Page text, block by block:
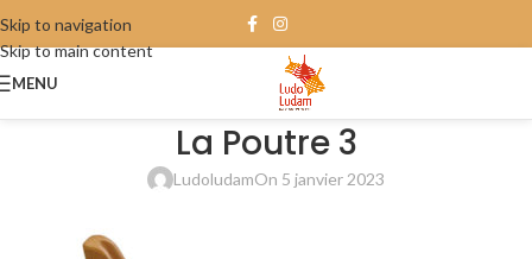
Skip to navigation
Skip to main content
MENU
La Poutre 3
LudoludamOn 5 janvier 2023